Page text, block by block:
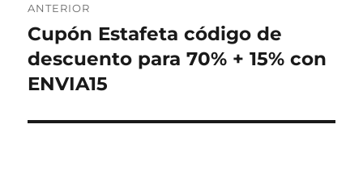
a
v
e
g
ANTERIOR
E
n
t
a
Cupón Estafeta código de
descuento para 70% + 15% con
ENVIA15